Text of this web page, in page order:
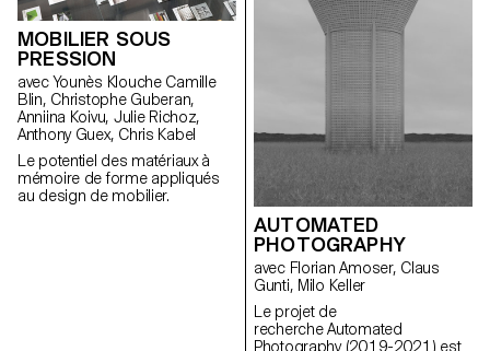
Stadler Form - Stéphane
Mischler Vidéo ECAL x Stadler
Form - Lucie Herter Vidéo ECAL
x Stadler Form - Alexandre
Desarzens Vidéo ECAL x
Stadler Form - Constance
MOBILIER SOUS
PRESSION
avec Younès Klouche Camille
Blin, Christophe Guberan,
Anniina Koivu, Julie Richoz,
Anthony Guex, Chris Kabel
Le potentiel des matériaux à
mémoire de forme appliqués
au design de mobilier.
AUTOMATED
PHOTOGRAPHY
avec Florian Amoser, Claus
Gunti, Milo Keller
Le projet de
recherche Automated
Photography (2019-2021) est